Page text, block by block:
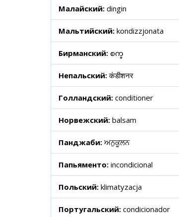
Малайский: dingin
Мальтийский: kondizzjonata
Бирманский: စက္
Непальский:कंडीशनर
Голландский: conditioner
Норвежский: balsam
Панджаби: ਅਨੁਕੂਲਨ
Папьяменто: incondicional
Польский: klimatyzacja
Португальский: condicionador